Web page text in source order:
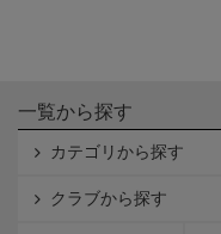
一覧から探す
カテゴリから探す
クラブから探す